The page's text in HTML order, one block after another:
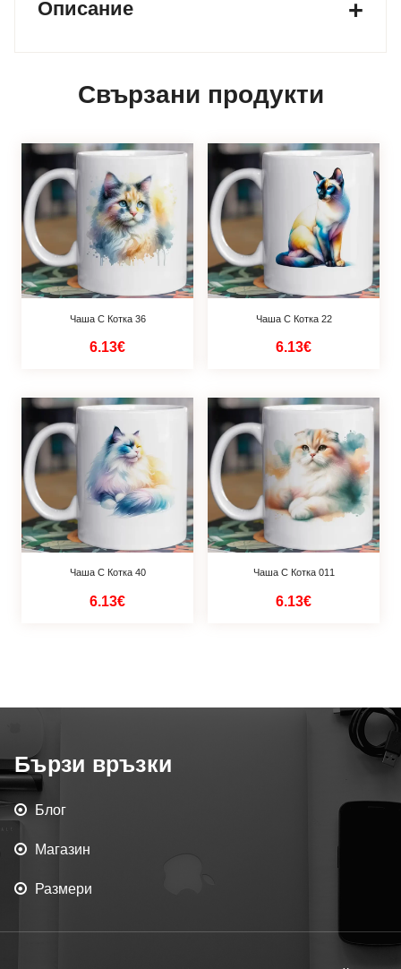
Описание
Свързани продукти
Чаша С Котка 36
6.13€
Чаша С Котка 22
6.13€
Чаша С Котка 40
6.13€
Чаша С Котка 011
6.13€
Бързи връзки
Блог
Магазин
Размери